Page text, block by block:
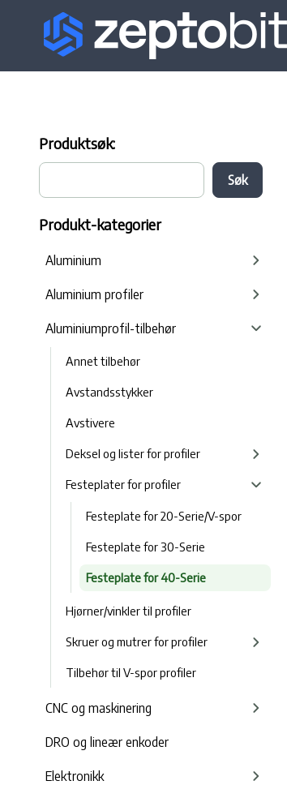
Produktsøk:
Produkt-kategorier
Aluminium
Aluminium profiler
Aluminiumprofil-tilbehør
Annet tilbehør
Avstandsstykker
Avstivere
Deksel og lister for profiler
Festeplater for profiler
Festeplate for 20-Serie/V-spor
Festeplate for 30-Serie
Festeplate for 40-Serie
Hjørner/vinkler til profiler
Skruer og mutrer for profiler
Tilbehør til V-spor profiler
CNC og maskinering
DRO og lineær enkoder
Elektronikk